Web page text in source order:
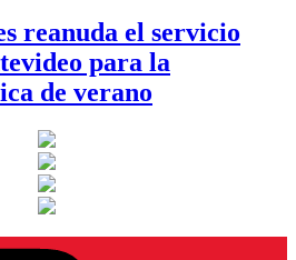
reanuda el servicio
para la
de verano